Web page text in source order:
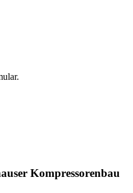
Kompressorenbau